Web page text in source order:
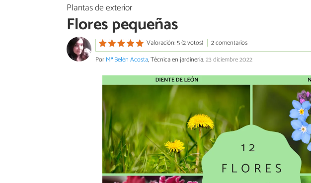
Plantas de exterior
Flores pequeñas
Valoración: 5 (2 votos)
2 comentarios
PorMª Belén Acosta, Técnica en jardinería.23 diciembre 2022